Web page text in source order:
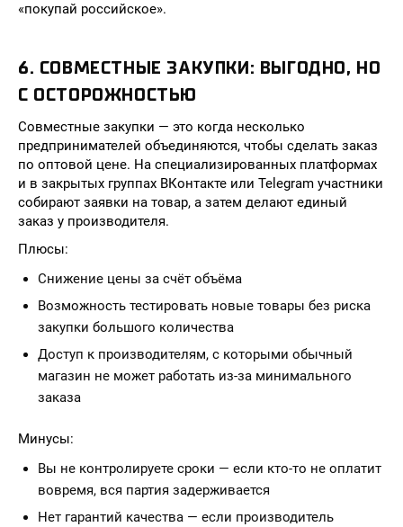
«покупай российское».
6. СОВМЕСТНЫЕ ЗАКУПКИ: ВЫГОДНО, НО
С ОСТОРОЖНОСТЬЮ
Совместные закупки — это когда несколько
предпринимателей объединяются, чтобы сделать заказ
по оптовой цене. На специализированных платформах
и в закрытых группах ВКонтакте или Telegram участники
собирают заявки на товар, а затем делают единый
заказ у производителя.
Плюсы:
Снижение цены за счёт объёма
Возможность тестировать новые товары без риска
закупки большого количества
Доступ к производителям, с которыми обычный
магазин не может работать из-за минимального
заказа
Минусы:
Вы не контролируете сроки — если кто-то не оплатит
вовремя, вся партия задерживается
Нет гарантий качества — если производитель